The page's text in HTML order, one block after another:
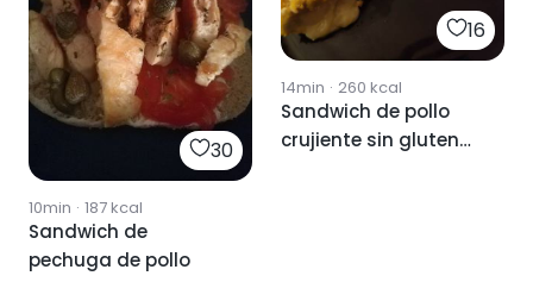
30
10min · 187kcal
Sandwich de
pechuga de pollo
16
14min · 260 kcal
Sandwich de pollo
crujiente sin gluten